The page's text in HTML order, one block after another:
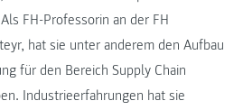
FH-Professorin an der FH
hat sie unter anderem den Aufbau
für den Bereich Supply Chain
Industrieerfahrungen hat sie